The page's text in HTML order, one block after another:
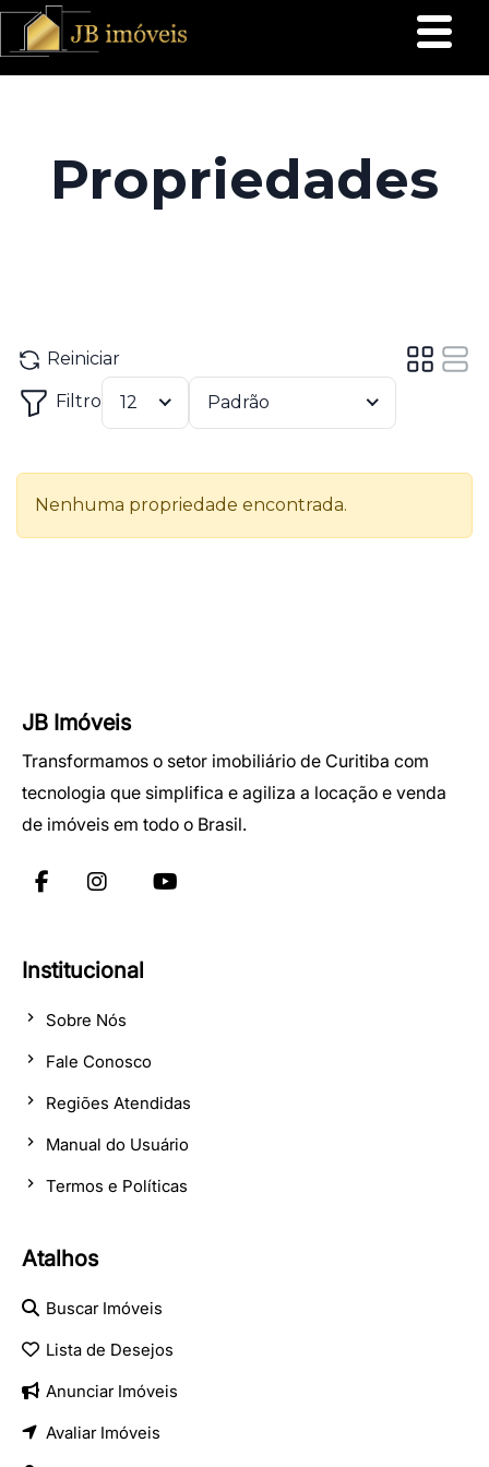
JB Imóveis
Transformamos o setor imobiliário de Curitiba com
tecnologia que simplifica e agiliza a locação e venda
de imóveis em todo o Brasil.
Institucional
Sobre Nós
Fale Conosco
Regiões Atendidas
Manual do Usuário
Termos e Políticas
Atalhos
Buscar Imóveis
Lista de Desejos
Anunciar Imóveis
Avaliar Imóveis